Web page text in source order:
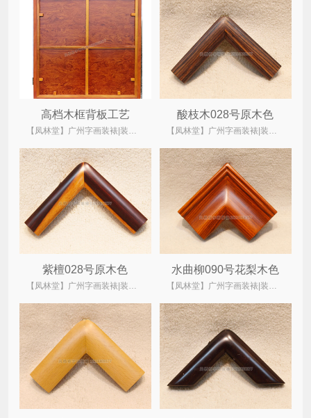
高档木框背板工艺
【凤林堂】广州字画装裱|装裱店|裱画|书画装裱|国画装裱
酸枝木028号原木色
【凤林堂】广州字画装裱|装裱店|裱画|书画装裱|国画装裱
紫檀028号原木色
【凤林堂】广州字画装裱|装裱店|裱画|书画装裱|国画装裱
水曲柳090号花梨木色
【凤林堂】广州字画装裱|装裱店|裱画|书画装裱|国画装裱